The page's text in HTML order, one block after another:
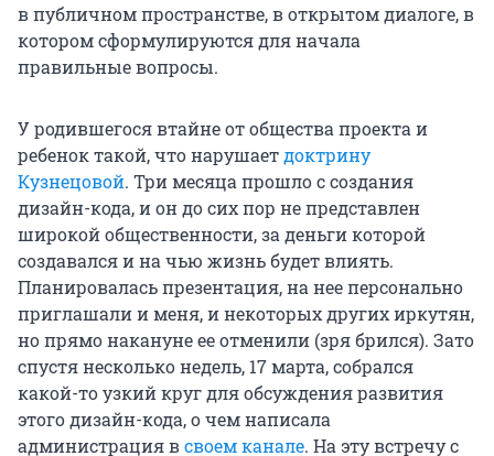
в публичном пространстве, в открытом диалоге, в
котором сформулируются для начала
правильные вопросы.
У родившегося втайне от общества проекта и
ребенок такой, что нарушаетдоктрину
Кузнецовой. Три месяца прошло с создания
дизайн-кода, и он до сих пор не представлен
широкой общественности, за деньги которой
создавался и на чью жизнь будет влиять.
Планировалась презентация, на нее персонально
приглашали и меня, и некоторых других иркутян,
но прямо накануне ее отменили (зря брился). Зато
спустя несколько недель, 17 марта, собрался
какой-то узкий круг для обсуждения развития
этого дизайн-кода, о чем написала
администрация всвоем канале. На эту встречу с